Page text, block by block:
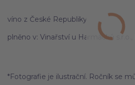
víno z České Republiky
plněno v: Vinařství u Harmáčků
*Fotografie je ilustrační. Ročník se